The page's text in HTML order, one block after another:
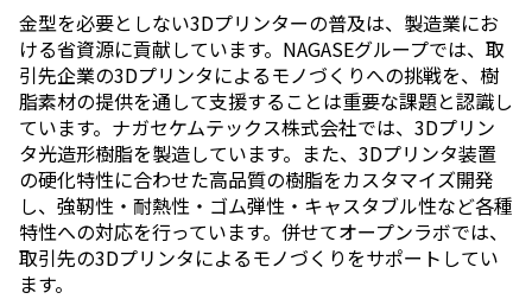
金型を必要としない3Dプリンターの普及は、製造業にお
ける省資源に貢献しています。NAGASEグループでは、取
引先企業の3Dプリンタによるモノづくりへの挑戦を、樹
脂素材の提供を通して支援することは重要な課題と認識し
ています。ナガセケムテックス株式会社では、3Dプリン
タ光造形樹脂を製造しています。また、3Dプリンタ装置
の硬化特性に合わせた⾼品質の樹脂をカスタマイズ開発
し、強靭性・耐熱性・ゴム弾性・キャスタブル性など各種
特性への対応を行っています。併せてオープンラボでは、
取引先の3Dプリンタによるモノづくりをサポートしてい
ます。